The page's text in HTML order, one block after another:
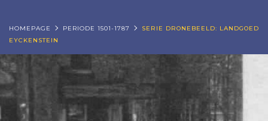
HOMEPAGE PERIODE 1501-1787
SERIE DRONEBEELD: LANDGOED
EYCKENSTEIN